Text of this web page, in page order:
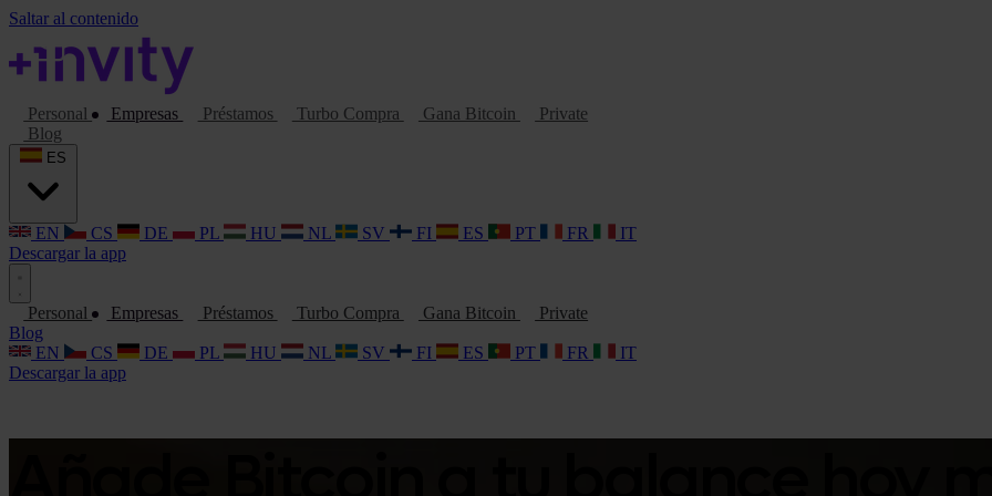
Saltar al contenido
Personal Empresas Préstamos Turbo Compra Gana Bitcoin
Private
Blog
EN CS DE PL HU NL SV FI ES PT FR
IT
Descargar la app
Personal Empresas Préstamos Turbo Compra Gana Bitcoin
Private
Blog
EN
CS DE PL HU NL SV FI ES PT FR
IT
Descargar la app